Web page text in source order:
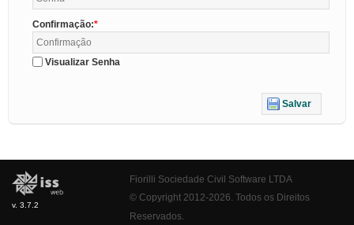
Confirmação:
Visualizar Senha
Salvar
v. 3.7.2
Fiorilli Sociedade Civil Software LTDA
© Copyright 2012-2026. Todos os Direitos
Reservados.